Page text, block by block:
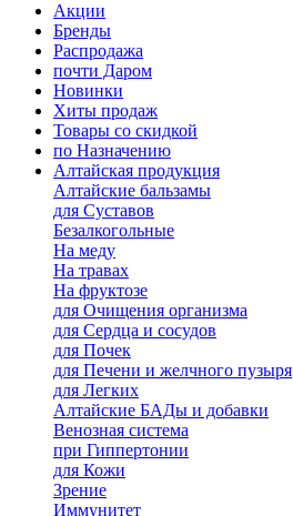
Акции
Бренды
Распродажа
почти Даром
Новинки
Хиты продаж
Товары со скидкой
по Назначению
Алтайская продукция
Алтайские бальзамы
для Суставов
Безалкогольные
На меду
На травах
На фруктозе
для Очищения организма
для Сердца и сосудов
для Почек
для Печени и желчного пузыря
для Легких
Алтайские БАДы и добавки
Венозная система
при Гиппертонии
для Кожи
Зрение
Иммунитет